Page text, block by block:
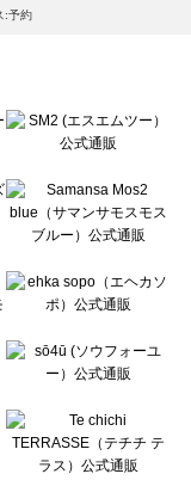
ウェア一覧
一覧
:予約